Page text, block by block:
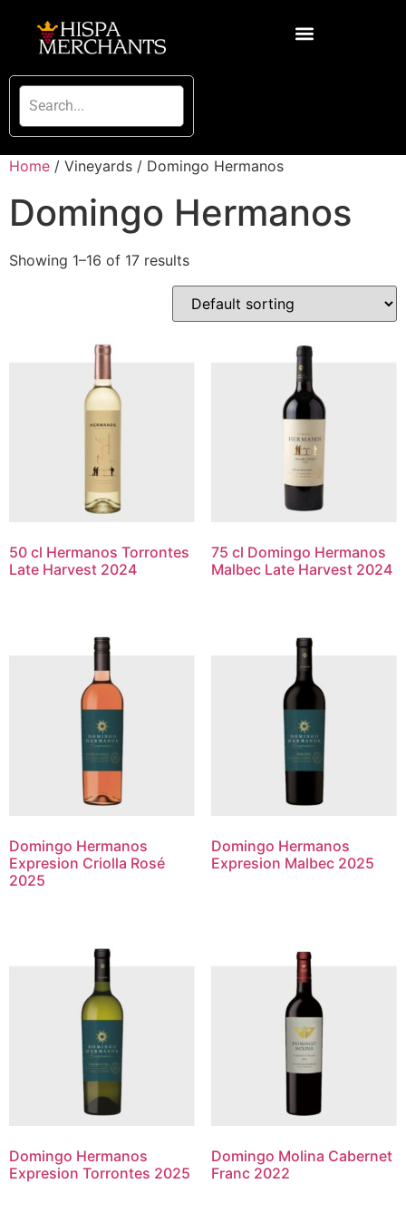
Home / Vineyards / Domingo Hermanos
Domingo Hermanos
Showing 1–16 of 17 results
50 cl Hermanos Torrontes
Late Harvest 2024
75 cl Domingo Hermanos
Malbec Late Harvest 2024
Domingo Hermanos
Expresion Criolla Rosé
2025
Domingo Hermanos
Expresion Malbec 2025
Domingo Hermanos
Expresion Torrontes 2025
Domingo Molina Cabernet
Franc 2022